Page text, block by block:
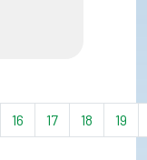
16 17 18 19